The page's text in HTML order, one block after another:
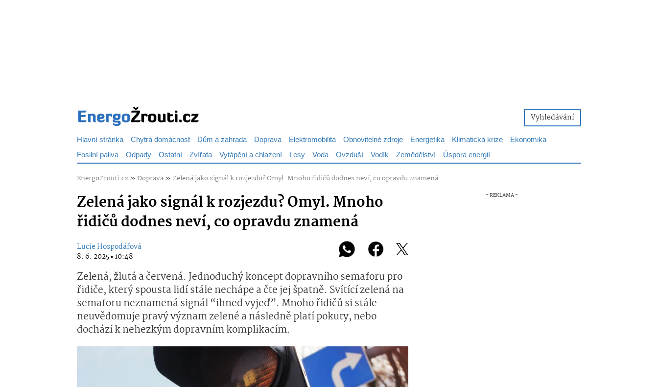
Vyhledávání
Hlavní stránka Chytrá domácnost Dům a zahrada Doprava Elektromobilita Obnovitelné zdroje Energetika Klimatická krize
Ekonomika
Fosilní paliva Odpady Ostatní Zvířata Vytápění a chlazení Lesy Voda Ovzduší Vodík Zemědělství Úspora energií
EnergoZrouti.cz»Doprava»Zelená jako signál k rozjezdu? Omyl. Mnoho řidičů dodnes neví, co opravdu znamená
Zelená jako signál k rozjezdu? Omyl. Mnoho
řidičů dodnes neví, co opravdu znamená
Lucie Hospodářová
8. 6. 2025 ▪ 10:48
Zelená, žlutá a červená. Jednoduchý koncept dopravního semaforu pro
řidiče, který spousta lidí stále nechápe a čte jej špatně. Svítící zelená na
semaforu neznamená signál “ihned vyjeď”. Mnoho řidičů si stále
neuvědomuje pravý význam zelené a následně platí pokuty, nebo
dochází k nehezkým dopravním komplikacím.